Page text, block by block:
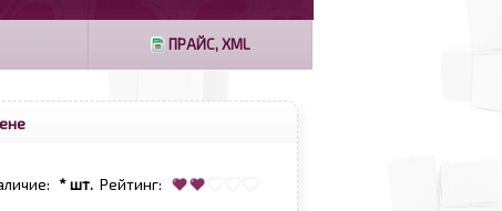
ПРАЙС, XML
* шт. Рейтинг: